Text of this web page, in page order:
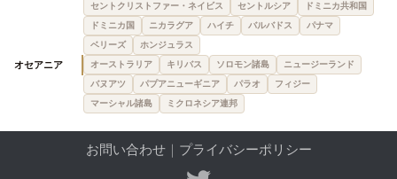
セントクリストファー・ネイビス
セントルシア
ドミニカ共和国
ドミニカ国
ニカラグア ハイチ バルバドス
パナマ
ベリーズ
ホンジュラス
オセアニア オーストラリア キリバス ソロモン諸島
ニュージーランド
バヌアツ
パプアニューギニア パラオ
フィジー
マーシャル諸島
ミクロネシア連邦
お問い合わせ｜ プライバシーポリシー